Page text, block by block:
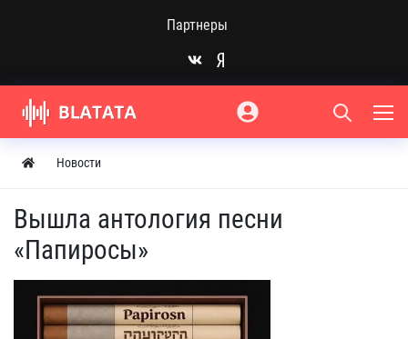
Партнеры
Новости
Вышла антология песни
«Папиросы»